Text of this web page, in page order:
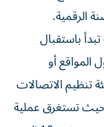
الرقمية.
باستقبال
أو
تنظيم الاتصالات
حيث تستغرق عملية